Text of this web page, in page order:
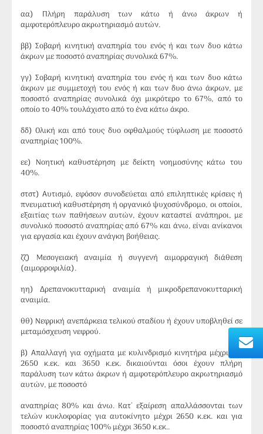
αα) Πλήρη παράλυση των κάτω ή άνω άκρων ή
αμφοτερόπλευρο ακρωτηριασμό αυτών.
ββ) Σοβαρή κινητική αναπηρία του ενός ή και των δυο κάτω
άκρων με ποσοστό αναπηρίας συνολικά 67%.
γγ) Σοβαρή κινητική αναπηρία του ενός ή και των δυο κάτω
άκρων με συμμετοχή του ενός ή και των δυο άνω άκρων, με
ποσοστό αναπηρίας συνολικά όχι μικρότερο το 67%, από το
οποίο το 40% τουλάχιστο από το ένα κάτω άκρο.
δδ) Ολική και από τους δυο οφθαλμούς τύφλωση με ποσοστό
αναπηρίας 100%.
εε) Νοητική καθυστέρηση με δείκτη νοημοσύνης κάτω του
40%.
στστ) Αυτισμό, εφόσον συνοδεύεται από επιληπτικές κρίσεις ή
πνευματική καθυστέρηση ή οργανικό ψυχοσύνδρομο, οι οποίοι,
εξαιτίας των παθήσεων αυτών, έχουν καταστεί ανάπηροι, με
συνολικό ποσοστό αναπηρίας από 67% και άνω, είναι ανίκανοι
για εργασία και έχουν ανάγκη βοήθειας.
ζζ) Μεσογειακή αναιμία ή συγγενή αιμορραγική διάθεση
(αιμορροφιλία).
ηη) Δρεπανοκυτταρική αναιμία ή μικροδρεπανοκυτταρική
αναιμία.
θθ) Νεφρική ανεπάρκεια τελικού σταδίου ή έχουν υποβληθεί σε
μεταμόσχευση νεφρού.
β) Απαλλαγή για οχήματα με κυλινδρισμό κινητήρα μέχρι και
2650 κ.εκ. και 3650 κ.εκ. δικαιούνται όσοι έχουν πλήρη
παράλυση των κάτω άκρων ή αμφοτερόπλευρο ακρωτηριασμό
αυτών, με ποσοστό
αναπηρίας 80% και άνω. Κατ΄ εξαίρεση απαλλάσσονται των
τελών κυκλοφορίας για αυτοκίνητο μέχρι 2650 κ.εκ. και για
ποσοστό αναπηρίας 100% μέχρι 3650 κ.εκ..